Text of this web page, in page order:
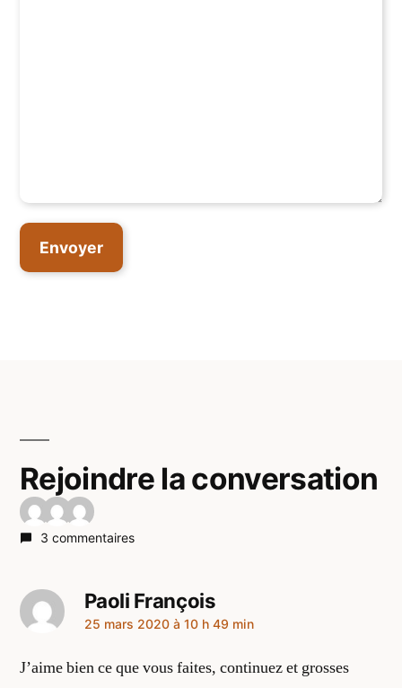
Rejoindre la conversation
3 commentaires
Paoli François
a
25 mars 2020 à 10 h 49 min
J’aime bien ce que vous faites, continuez et grosses